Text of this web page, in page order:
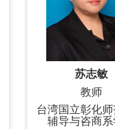
苏志敏
教师
台湾国立彰化
辅导与咨商